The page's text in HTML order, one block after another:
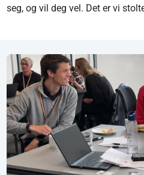
seg, og vil deg vel. Det er vi